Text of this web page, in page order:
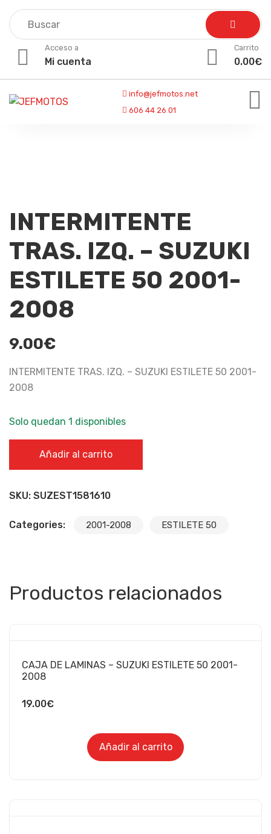
content
Acceso a
Mi cuenta
Carrito
0.00€
info@jefmotos.net
606 44 26 01
INTERMITENTE
TRAS. IZQ. – SUZUKI
ESTILETE 50 2001-
2008
9.00€
INTERMITENTE TRAS. IZQ. – SUZUKI ESTILETE 50 2001-
2008
Solo quedan 1 disponibles
Añadir al carrito
SKU: SUZEST1581610
Categories: 2001-2008 ESTILETE 50
Productos relacionados
CAJA DE LAMINAS – SUZUKI ESTILETE 50 2001-
2008
19.00€
Añadir al carrito